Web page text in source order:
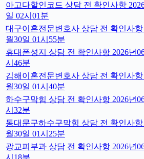
아고다할인코드 상담 전 확인사항
일 02시01분
대구이혼전문변호사 상담 전 확인사항
월30일 01시55분
휴대폰성지 상담 전 확인사항 2026년
시46분
김해이혼전문변호사 상담 전 확인사항
월30일 01시40분
하수구막힘 상담 전 확인사항 2026년
시32분
동대문구하수구막힘 상담 전 확인사항
월30일 01시25분
광교피부과 상담 전 확인사항 2026년
시18분